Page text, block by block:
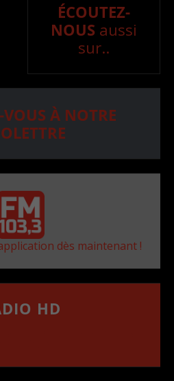
ÉCOUTEZ-
NOUS aussi
sur..
À NOTRE
dès maintenant !
HD